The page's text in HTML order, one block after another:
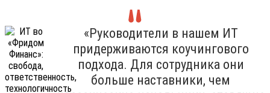
«Руководители в нашем ИТ
придерживаются коучингового
подхода. Для сотрудника они
больше наставники, чем